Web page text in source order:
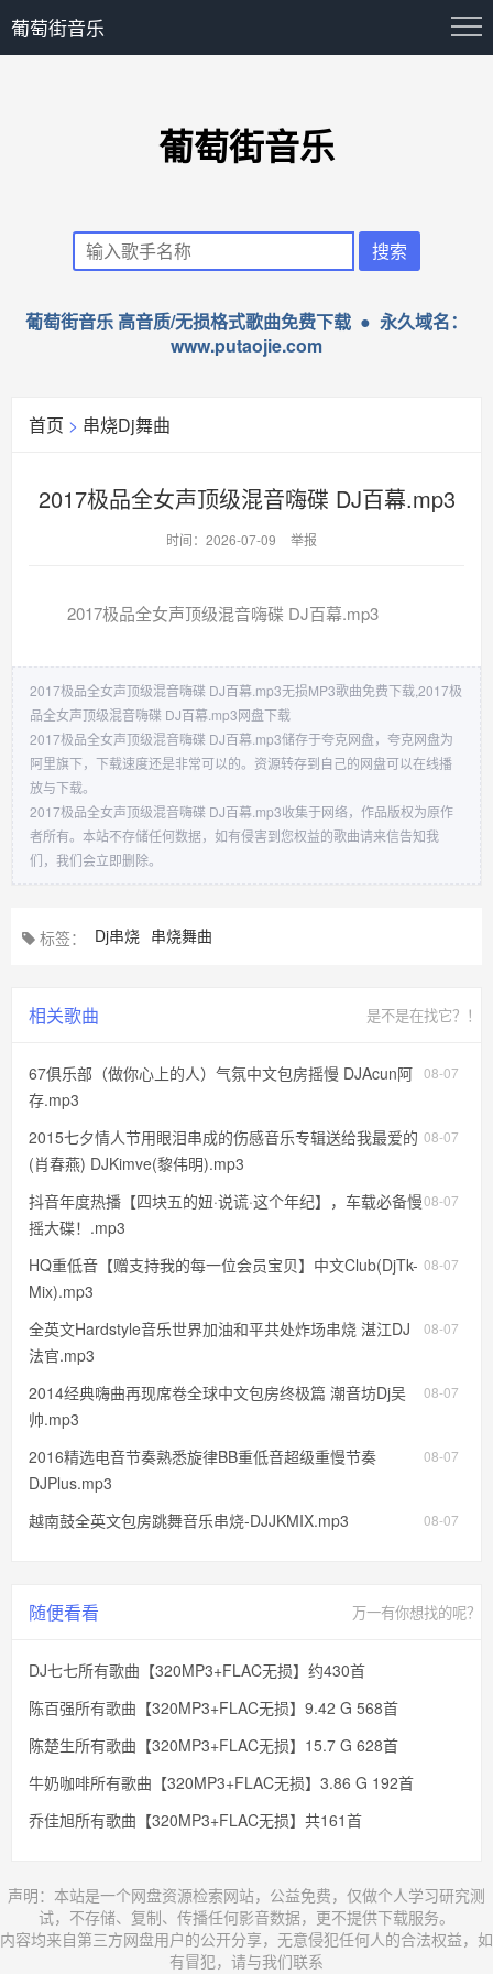
葡萄街音乐
葡萄街音乐
葡萄街音乐 高音质/无损格式歌曲免费下载 ● 永久域名：
www.putaojie.com
首页 > 串烧Dj舞曲
2017极品全女声顶级混音嗨碟 DJ百幕.mp3
时间：2026-07-09 举报
2017极品全女声顶级混音嗨碟 DJ百幕.mp3
2017极品全女声顶级混音嗨碟 DJ百幕.mp3无损MP3歌曲免费下载,2017极
品全女声顶级混音嗨碟 DJ百幕.mp3网盘下载
2017极品全女声顶级混音嗨碟 DJ百幕.mp3储存于夸克网盘，夸克网盘为
阿里旗下，下载速度还是非常可以的。资源转存到自己的网盘可以在线播
放与下载。
2017极品全女声顶级混音嗨碟 DJ百幕.mp3收集于网络，作品版权为原作
者所有。本站不存储任何数据，如有侵害到您权益的歌曲请来信告知我
们，我们会立即删除。
标签： Dj串烧 串烧舞曲
相关歌曲 是不是在找它？！
08-07
67俱乐部（做你心上的人）气氛中文包房摇慢 DJAcun阿
存.mp3
08-07
2015七夕情人节用眼泪串成的伤感音乐专辑送给我最爱的
(肖春燕) DJKimve(黎伟明).mp3
08-07
抖音年度热播【四块五的妞·说谎·这个年纪】，车载必备慢
摇大碟！.mp3
08-07
HQ重低音【赠支持我的每一位会员宝贝】中文Club(DjTk-
Mix).mp3
08-07
全英文Hardstyle音乐世界加油和平共处炸场串烧 湛江DJ
法官.mp3
08-07
2014经典嗨曲再现席卷全球中文包房终极篇 潮音坊Dj吴
帅.mp3
08-07
2016精选电音节奏熟悉旋律BB重低音超级重慢节奏
DJPlus.mp3
08-07
越南鼓全英文包房跳舞音乐串烧-DJJKMIX.mp3
随便看看 万一有你想找的呢？
DJ七七所有歌曲【320MP3+FLAC无损】约430首
陈百强所有歌曲【320MP3+FLAC无损】9.42 G 568首
陈楚生所有歌曲【320MP3+FLAC无损】15.7 G 628首
牛奶咖啡所有歌曲【320MP3+FLAC无损】3.86 G 192首
乔佳旭所有歌曲【320MP3+FLAC无损】共161首
声明：本站是一个网盘资源检索网站，公益免费，仅做个人学习研究测
试，不存储、复制、传播任何影音数据，更不提供下载服务。
内容均来自第三方网盘用户的公开分享，无意侵犯任何人的合法权益，如
有冒犯，请与我们联系